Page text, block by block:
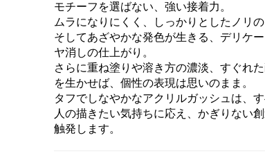
モチーフを選ばない、強い接着力。
ムラになりにくく、しっかりとしたノリの
そしてあざやかな発色が生きる、デリケ
ヤ消しの仕上がり。
さらに重ね塗りや溶き方の濃淡、すぐれ
を生かせば、個性の表現は思いのまま。
タフでしなやかなアクリルガッシュは、
人の描きたい気持ちに応え、かぎりない
触発します。